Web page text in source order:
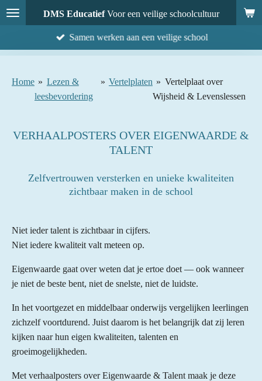
Ga
direct
DMS EducatiefVoor een veilige schoolcultuur
Samen werken aan een veilige school
Home » Lezen &
leesbevordering
» Vertelplaten » Vertelplaat over
Wijsheid & Levenslessen
VERHAALPOSTERS OVER EIGENWAARDE &
TALENT
Zelfvertrouwen versterken en unieke kwaliteiten
zichtbaar maken in de school
Niet ieder talent is zichtbaar in cijfers.
Niet iedere kwaliteit valt meteen op.
Eigenwaarde gaat over weten dat je ertoe doet — ook wanneer
je niet de beste bent, niet de snelste, niet de luidste.
In het voortgezet en middelbaar onderwijs vergelijken leerlingen
zichzelf voortdurend. Juist daarom is het belangrijk dat zij leren
kijken naar hun eigen kwaliteiten, talenten en
groeimogelijkheden.
Met verhaalposters over Eigenwaarde & Talent maak je deze